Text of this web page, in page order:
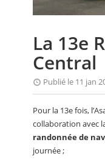
ANNUAIRES
PETITES ANNONCES
La 13e
Central
Publié le 11 jan
Pour la 13e fois,
collaboration avec
randonnée de
journée ;